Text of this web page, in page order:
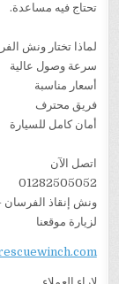
تحتاج فيه مساعدة.
لماذا تختار ونش
سرعة وصول عالية
أسعار مناسبة
فريق محترف
أمان كامل للسيارة
اتصل الآن
01282505052
ونش إنقاذ
لزيارة موقعنا